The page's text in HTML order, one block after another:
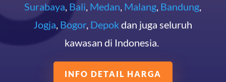
Surabaya, Bali, Medan, Malang, Bandung,
Jogja, Bogor, Depokdan juga seluruh
kawasan di Indonesia.
INFO DETAIL HARGA